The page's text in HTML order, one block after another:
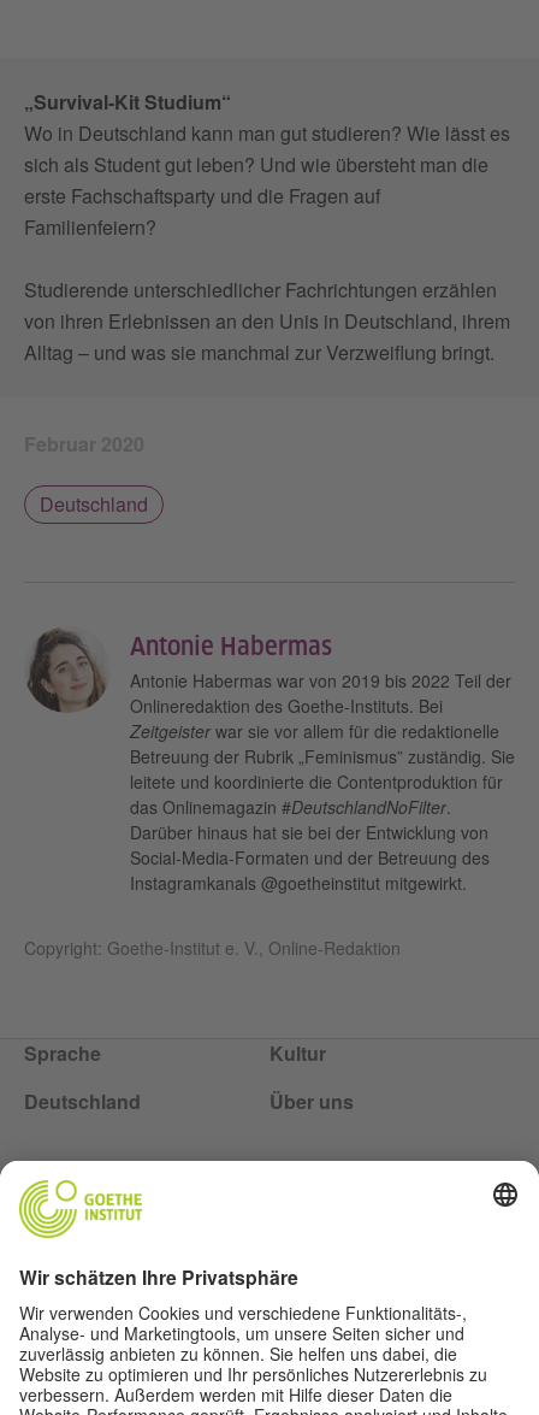
„Survival-Kit Studium“
Wo in Deutschland kann man gut studieren? Wie lässt es
sich als Student gut leben? Und wie übersteht man die
erste Fachschaftsparty und die Fragen auf
Familienfeiern?
Studierende unterschiedlicher Fachrichtungen erzählen
von ihren Erlebnissen an den Unis in Deutschland, ihrem
Alltag – und was sie manchmal zur Verzweiflung bringt.
Februar 2020
Deutschland
Antonie Habermas
Antonie Habermas war von 2019 bis 2022 Teil der
Onlineredaktion des Goethe-Instituts. Bei
Zeitgeister war sie vor allem für die redaktionelle
Betreuung der Rubrik „Feminismus” zuständig. Sie
leitete und koordinierte die Contentproduktion für
das Onlinemagazin #DeutschlandNoFilter.
Darüber hinaus hat sie bei der Entwicklung von
Social‑Media‑Formaten und der Betreuung des
Instagramkanals @goetheinstitut mitgewirkt.
Copyright: Goethe-Institut e. V., Online-Redaktion
Sprache
Kultur
Deutschland
Über uns